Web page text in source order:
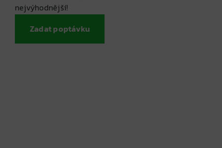
nejvýhodnější!
Zadat poptávku